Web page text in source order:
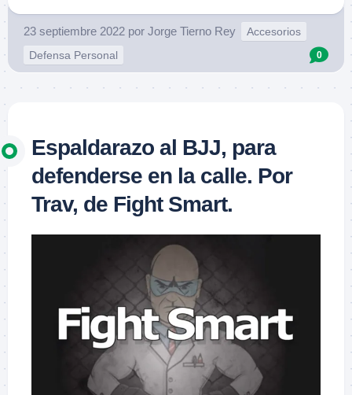
23 septiembre 2022 por Jorge Tierno Rey
Accesorios
Defensa Personal
0
Espaldarazo al BJJ, para
defenderse en la calle. Por
Trav, de Fight Smart.